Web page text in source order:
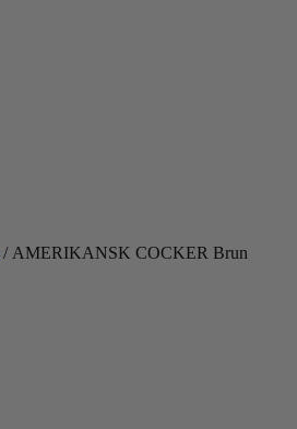
/ AMERIKANSK COCKER Brun